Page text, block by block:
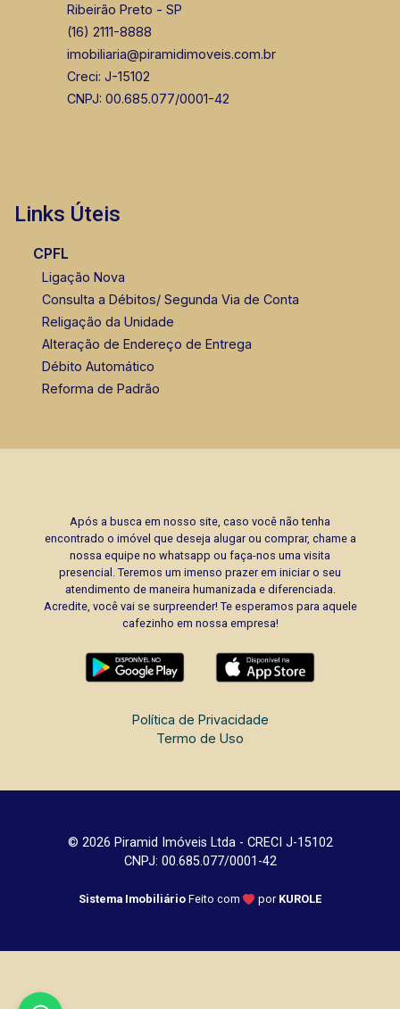
Ribeirão Preto - SP
(16) 2111-8888
imobiliaria@piramidimoveis.com.br
Creci: J-15102
CNPJ: 00.685.077/0001-42
Links Úteis
CPFL
Ligação Nova
Consulta a Débitos/ Segunda Via de Conta
Religação da Unidade
Alteração de Endereço de Entrega
Débito Automático
Reforma de Padrão
Após a busca em nosso site, caso você não tenha
encontrado o imóvel que deseja alugar ou comprar, chame a
nossa equipe no whatsapp ou faça-nos uma visita
presencial. Teremos um imenso prazer em iniciar o seu
atendimento de maneira humanizada e diferenciada.
Acredite, você vai se surpreender! Te esperamos para aquele
cafezinho em nossa empresa!
Política de Privacidade
Termo de Uso
© 2026 Piramid Imóveis Ltda - CRECI J-15102
CNPJ: 00.685.077/0001-42
Sistema Imobiliário Feito com por KUROLE